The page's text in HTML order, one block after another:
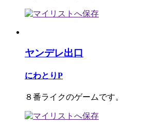
ヤンデレ出口
にわとりP
８番ライクのゲームです。